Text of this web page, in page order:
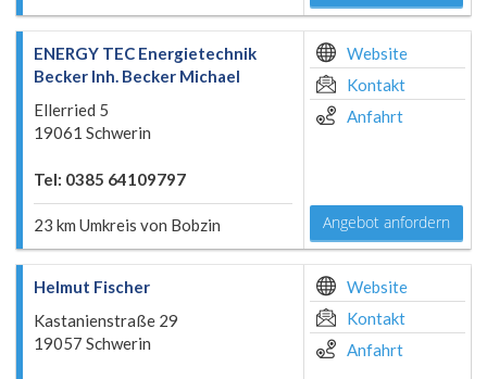
ENERGY TEC Energietechnik
Becker Inh. Becker Michael
Ellerried 5
19061 Schwerin
Tel: 0385 64109797
23 km Umkreis von Bobzin
Website
Kontakt
Anfahrt
Angebot anfordern
Helmut Fischer
Kastanienstraße 29
19057 Schwerin
Website
Kontakt
Anfahrt